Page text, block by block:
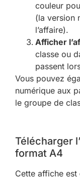
couleur
(la version
l’affaire).
Afficher
classe ou
passent
Vous pouvez
numérique aux
le groupe de
Télécharger
format A4
Cette affiche est